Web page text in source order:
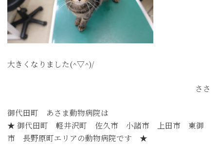
大きくなりました(^▽^)/
ささ
御代田町 あさま動物病院は
★ 御代田町 軽井沢町 佐久市 小諸市 上田市 東御
市 長野原町エリアの動物病院です ★